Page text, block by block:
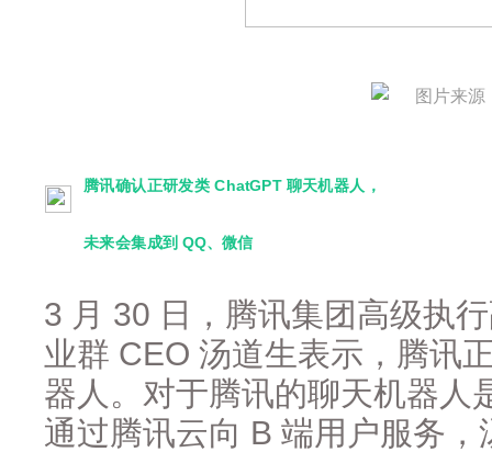
图片来源
腾讯确认正研发类 ChatGPT 聊天机器人，
未来会集成到 QQ、微信
3 月 30 日，腾讯集团高级执
业群 CEO 汤道生表示，腾讯
器人。对于腾讯的聊天机器人
通过腾讯云向 B 端用户服务